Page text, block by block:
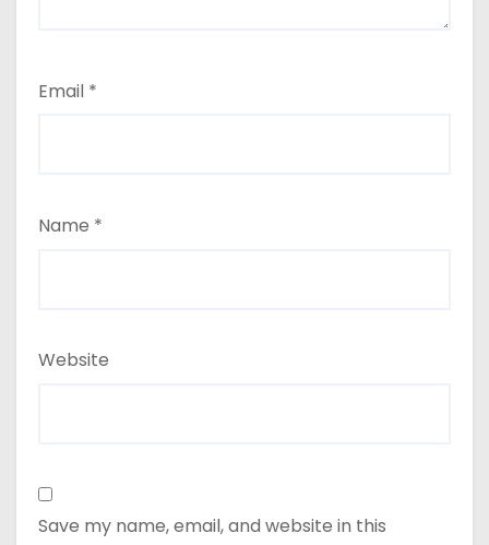
Email *
Name *
Website
Save my name, email, and website in this